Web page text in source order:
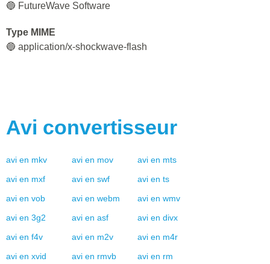
🔵 FutureWave Software
Type MIME
🔵 application/x-shockwave-flash
Avi convertisseur
avi en mkv avi en mov avi en mts
avi en mxf avi en swf avi en ts
avi en vob avi en webm avi en wmv
avi en 3g2 avi en asf avi en divx
avi en f4v avi en m2v avi en m4r
avi en xvid avi en rmvb avi en rm